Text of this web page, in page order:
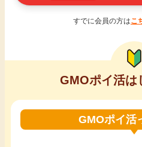
お友達紹介
進学・教育
月額有料サービス
すでに会員の方はこ
GMOポイ活は
GMOポイ活